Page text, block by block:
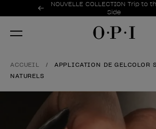
Offres promotionnelles
NOUVELLE COLLECTION Trip to
Side
Item 1 of 2
ACCUEIL
APPLICATION DE GELCOLOR
NATURELS